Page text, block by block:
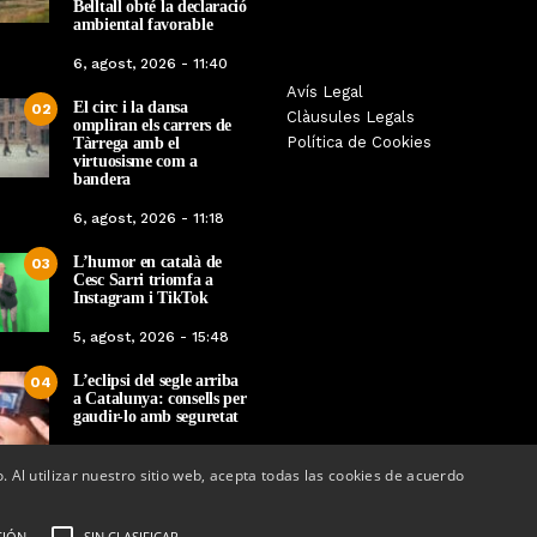
Belltall obté la declaració
ambiental favorable
6, agost, 2026 - 11:40
02
El circ i la dansa
ompliran els carrers de
Tàrrega amb el
virtuosisme com a
bandera
6, agost, 2026 - 11:18
03
L’humor en català de
Cesc Sarri triomfa a
Instagram i TikTok
5, agost, 2026 - 15:48
04
L’eclipsi del segle arriba
a Catalunya: consells per
gaudir-lo amb seguretat
Avís Legal
Clàusules Legals
Política de Cookies
La botiga L’K de Balaguer es
converteix en nou punt de
referència de Warhammer a
Lleida
22, abril, 2026 - 08:10
Sexenni, Fades,
Targarians, caps de
Festa Major de Maig
utilizar nuestro sitio web, acepta todas las cookies de acuerdo